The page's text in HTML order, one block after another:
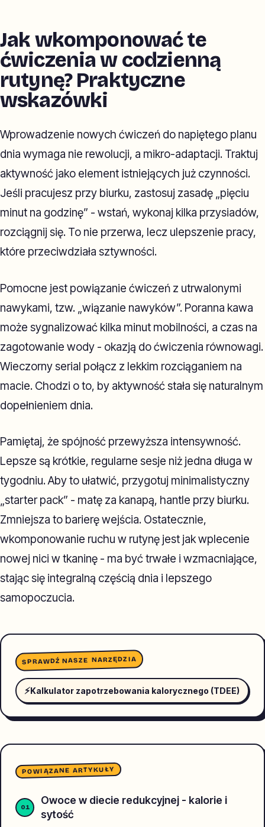
Jak wkomponować te
ćwiczenia w codzienną
rutynę? Praktyczne
wskazówki
Wprowadzenie nowych ćwiczeń do napiętego planu
dnia wymaga nie rewolucji, a mikro-adaptacji. Traktuj
aktywność jako element istniejących już czynności.
Jeśli pracujesz przy biurku, zastosuj zasadę „pięciu
minut na godzinę” - wstań, wykonaj kilka przysiadów,
rozciągnij się. To nie przerwa, lecz ulepszenie pracy,
które przeciwdziała sztywności.
Pomocne jest powiązanie ćwiczeń z utrwalonymi
nawykami, tzw. „wiązanie nawyków”. Poranna kawa
może sygnalizować kilka minut mobilności, a czas na
zagotowanie wody - okazją do ćwiczenia równowagi.
Wieczorny serial połącz z lekkim rozciąganiem na
macie. Chodzi o to, by aktywność stała się naturalnym
dopełnieniem dnia.
Pamiętaj, że spójność przewyższa intensywność.
Lepsze są krótkie, regularne sesje niż jedna długa w
tygodniu. Aby to ułatwić, przygotuj minimalistyczny
„starter pack” - matę za kanapą, hantle przy biurku.
Zmniejsza to barierę wejścia. Ostatecznie,
wkomponowanie ruchu w rutynę jest jak wplecenie
nowej nici w tkaninę - ma być trwałe i wzmacniające,
stając się integralną częścią dnia i lepszego
samopoczucia.
SPRAWDŹ NASZE NARZĘDZIA
⚡Kalkulator zapotrzebowania kalorycznego (TDEE)
POWIĄZANE ARTYKUŁY
Owoce w diecie redukcyjnej - kalorie i
sytość